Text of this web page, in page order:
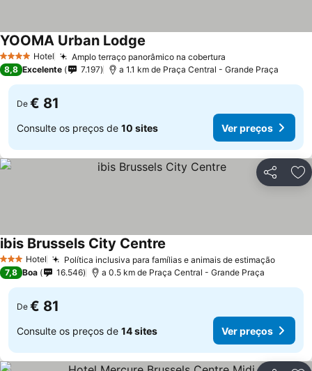
4 EstrelasHotel Amplo terraço panorâmico na cobertura
YOOMA Urban Lodge
8,8 Excelente 7.197 a 1.1 km de Praça Central - Grande Praça
De € 81
Consulte os preços de 10 sites Ver preços
Partilhar
3 EstrelasHotel Política inclusiva para famílias e animais de estimação
ibis Brussels City Centre
7,8 Boa 16.546 a 0.5 km de Praça Central - Grande Praça
De € 81
Consulte os preços de 14 sites Ver preços